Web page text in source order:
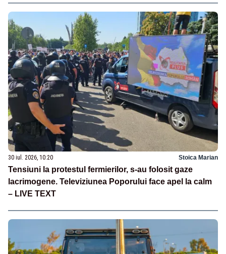
30 iul. 2026, 10:20 Stoica Marian
Tensiuni la protestul fermierilor, s-au folosit gaze
lacrimogene. Televiziunea Poporului face apel la calm
– LIVE TEXT